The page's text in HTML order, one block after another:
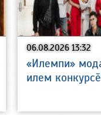
06.08.2026 13:32
«Илемпи»
илем